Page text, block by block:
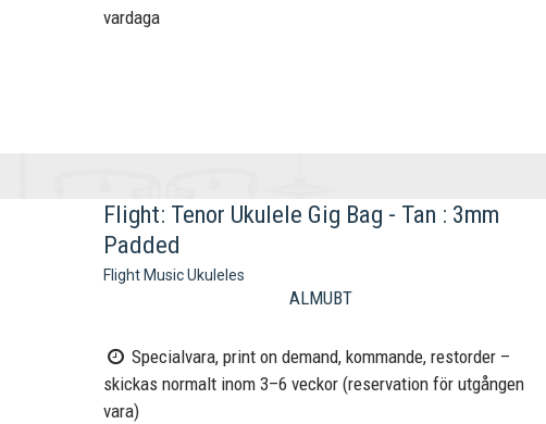
vardaga
Flight: Tenor Ukulele Gig Bag - Tan : 3mm
Padded
Flight Music Ukuleles
ALMUBT
Specialvara, print on demand, kommande, restorder –
skickas normalt inom 3–6 veckor (reservation för utgången
vara)